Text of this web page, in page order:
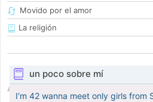
Movido por el amor
La religión
un poco sobre mí
I'm 42 wanna meet only girls from